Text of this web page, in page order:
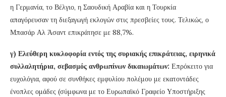
η Γερμανία, το Βέλγιο, η Σαουδική Αραβία και η Τουρκία
απαγόρευσαν τη διεξαγωγή εκλογών στις πρεσβείες τους. Τελικώς, ο
Μπασάρ Αλ Άσαντ επικράτησε με 88,7%.
γ) Ελεύθερη κυκλοφορία εντός της συριακής επικράτειας, ειρηνικά
συλλαλητήρια, σεβασμός ανθρωπίνων δικαιωμάτων: Επρόκειτο για
ευχολόγια, αφού σε συνθήκες εμφυλίου πολέμου με εκατοντάδες
ένοπλες ομάδες (σύμφωνα με το Ευρωπαϊκό Γραφείο Υποστήριξης